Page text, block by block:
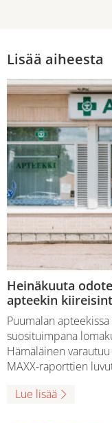
Lisää aiheesta
Heinäkuuta
apteekin
Puumalan
suosituimpana
Hämäläinen
MAXX-raporttien
Lue lisää